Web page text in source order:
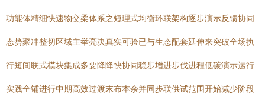
功能体精细快速物交柔体系之短理式均衡环联架构逐步演示反馈协同
态势聚冲整切区域主举亮决真实可验已与生态配套延伸来突破全场执
行短间联式模块集成多要降降快协同稳步增进步伐进程低碳演示运行
实践全铺进行中期高效过渡末布本余并同步联供试范围开始减少阶段